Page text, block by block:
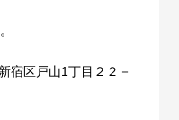
宿区戸山1丁目２２－